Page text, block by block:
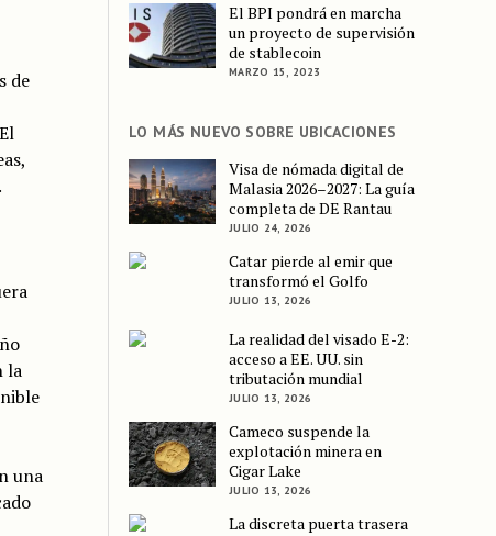
de
la
una
El BPI pondrá en marcha
un proyecto de supervisión
de stablecoin
MARZO 15, 2023
LO MÁS NUEVO SOBRE UBICACIONES
Visa de nómada digital de
Malasia 2026–2027: La guía
completa de DE Rantau
JULIO 24, 2026
Catar pierde al emir que
transformó el Golfo
JULIO 13, 2026
La realidad del visado E-2:
acceso a EE. UU. sin
tributación mundial
JULIO 13, 2026
Cameco suspende la
explotación minera en
Cigar Lake
JULIO 13, 2026
La discreta puerta trasera